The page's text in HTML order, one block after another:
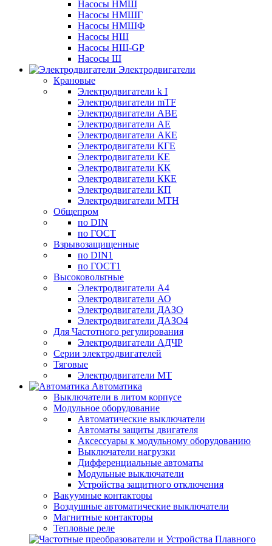
Насосы НМШ
Насосы НМШГ
Насосы НМШФ
Насосы НШ
Насосы НШ-GP
Насосы Ш
Электродвигатели
Крановые
Электродвигатели k I
Электродвигатели mTF
Электродвигатели АВЕ
Электродвигатели АЕ
Электродвигатели АКЕ
Электродвигатели КГЕ
Электродвигатели КЕ
Электродвигатели КК
Электродвигатели ККЕ
Электродвигатели КП
Электродвигатели МТН
Общепром
по DIN
по ГОСТ
Взрывозащищенные
по DIN1
по ГОСТ1
Высоковольтные
Электродвигатели А4
Электродвигатели АО
Электродвигатели ДАЗО
Электродвигатели ДАЗО4
Для Частотного регулирования
Электродвигатели АДЧР
Серии электродвигателей
Тяговые
Электродвигатели МТ
Автоматика
Выключатели в литом корпусе
Модульное оборудование
Автоматические выключатели
Автоматы защиты двигателя
Аксессуары к модульному оборудованию
Выключатели нагрузки
Дифференциальные автоматы
Модульные выключатели
Устройства защитного отключения
Вакуумные контакторы
Воздушные автоматические выключатели
Магнитные контакторы
Тепловые реле